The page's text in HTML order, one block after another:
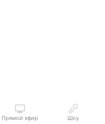
Прямой эфир Шоу